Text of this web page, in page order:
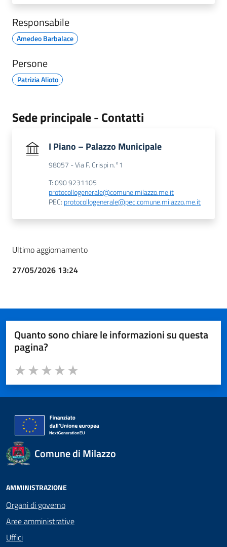
Responsabile
Amedeo Barbalace
Persone
Patrizia Alioto
Sede principale - Contatti
I Piano – Palazzo Municipale
98057 - Via F. Crispi n.°1
T: 090 9231105
protocollogenerale@comune.milazzo.me.it
PEC: protocollogenerale@pec.comune.milazzo.me.it
Ultimo aggiornamento
27/05/2026 13:24
Quanto sono chiare le informazioni su questa
pagina?
Valuta da 1 a 5 stelle la pagina
Valuta 5 stelle su 5
Valuta 4 stelle su 5
Valuta 3 stelle su 5
Valuta 2 stelle su 5
Valuta 1 stelle su 5
Comune di Milazzo
AMMINISTRAZIONE
Organi di governo
Aree amministrative
Uffici